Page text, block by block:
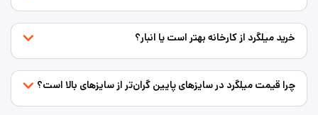
خرید میلگرد از کارخانه بهتر است یا انبار؟
چرا قیمت میلگرد در سایزهای پایین گران‌تر از سایزهای بالا است؟